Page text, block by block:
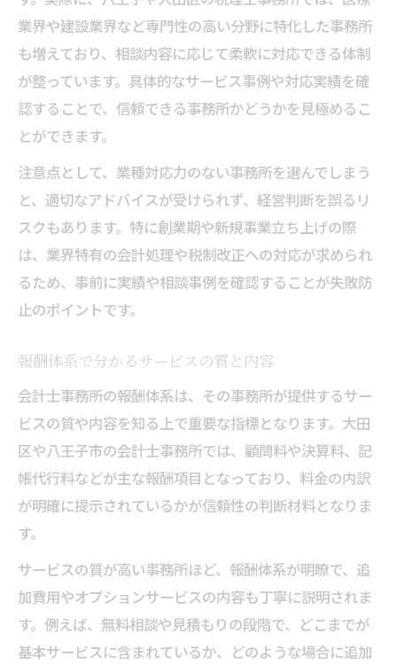
業界や建設業界など専門性の高い分野に特化した事務所
も増えており、相談内容に応じて柔軟に対応できる体制
が整っています。具体的なサービス事例や対応実績を確
認することで、信頼できる事務所かどうかを見極めるこ
とができます。
注意点として、業種対応力のない事務所を選んでしまう
と、適切なアドバイスが受けられず、経営判断を誤るリ
スクもあります。特に創業期や新規事業立ち上げの際
は、業界特有の会計処理や税制改正への対応が求められ
るため、事前に実績や相談事例を確認することが失敗防
止のポイントです。
報酬体系で分かるサービスの質と内容
会計士事務所の報酬体系は、その事務所が提供するサー
ビスの質や内容を知る上で重要な指標となります。大田
区や八王子市の会計士事務所では、顧問料や決算料、記
帳代行料などが主な報酬項目となっており、料金の内訳
が明確に提示されているかが信頼性の判断材料となりま
す。
サービスの質が高い事務所ほど、報酬体系が明瞭で、追
加費用やオプションサービスの内容も丁寧に説明されま
す。例えば、無料相談や見積もりの段階で、どこまでが
基本サービスに含まれているか、どのような場合に追加